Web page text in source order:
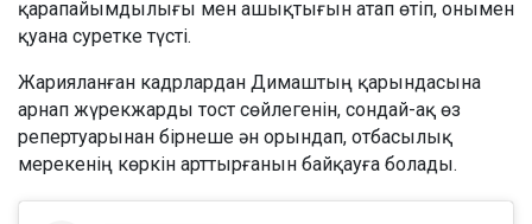
қарапайымдылығы мен ашықтығын атап өтіп, онымен
қуана суретке түсті.
Жарияланған кадрлардан Димаштың қарындасына
арнап жүрекжарды тост сөйлегенін, сондай-ақ өз
репертуарынан бірнеше ән орындап, отбасылық
мерекенің көркін арттырғанын байқауға болады.